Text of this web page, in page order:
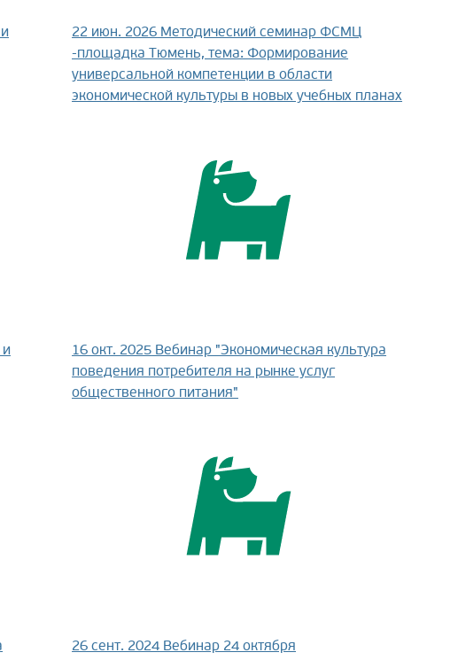
22 июн. 2026 Методический семинар ФСМЦ
-площадка Тюмень, тема: Формирование
универсальной компетенции в области
экономической культуры в новых учебных планах
16 окт. 2025 Вебинар "Экономическая культура
поведения потребителя на рынке услуг
общественного питания"
26 сент. 2024 Вебинар 24 октября